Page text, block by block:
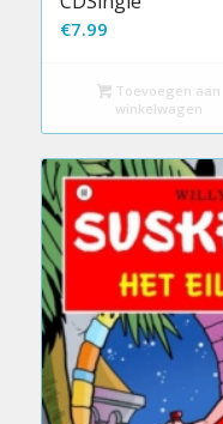
€7.99
Toevoegen aan
winkelwagen